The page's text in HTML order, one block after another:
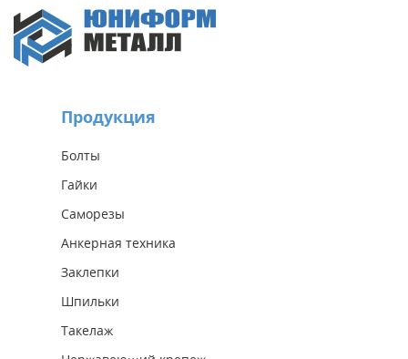
Продукция
Болты
Гайки
Саморезы
Анкерная техника
Заклепки
Шпильки
Такелаж